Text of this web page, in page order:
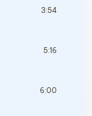
3:54
5:16
6:00